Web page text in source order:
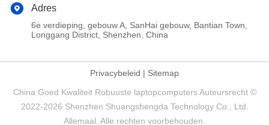
Adres
6e verdieping, gebouw A, SanHai gebouw, Bantian Town,
Longgang District, Shenzhen, China
Privacybeleid | Sitemap
China Goed Kwaliteit Robuuste laptopcomputers Auteursrecht ©
2022-2026 Shenzhen Shuangshengda Technology Co., Ltd.
Allemaal. Alle rechten voorbehouden.